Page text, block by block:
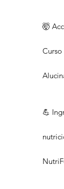
🤯
💪